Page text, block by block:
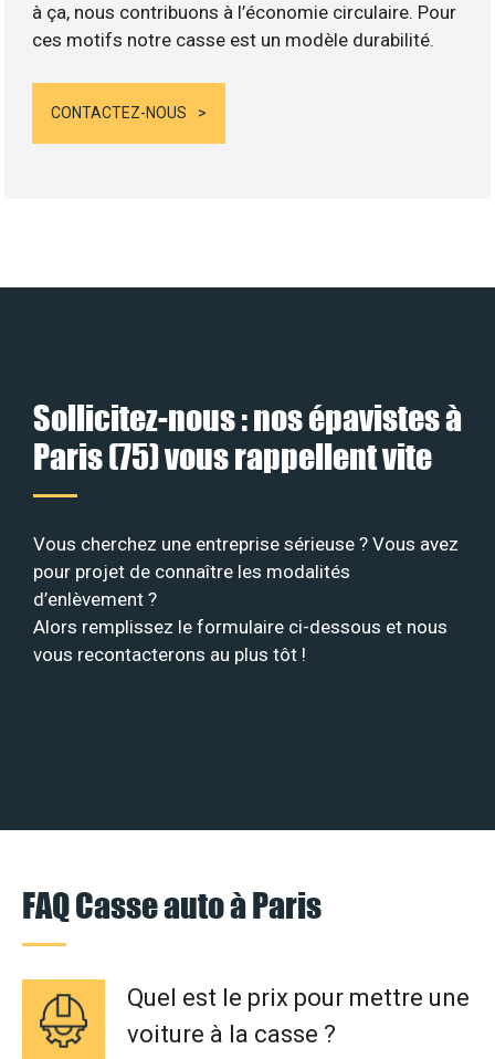
à ça, nous contribuons à l’économie circulaire. Pour
ces motifs notre casse est un modèle durabilité.
CONTACTEZ-NOUS
Sollicitez-nous : nos épavistes à
Paris (75) vous rappellent vite
Vous cherchez une entreprise sérieuse ? Vous avez
pour projet de connaître les modalités
d’enlèvement ?
Alors remplissez le formulaire ci-dessous et nous
vous recontacterons au plus tôt !
FAQ Casse auto à Paris
Quel est le prix pour mettre une
voiture à la casse ?